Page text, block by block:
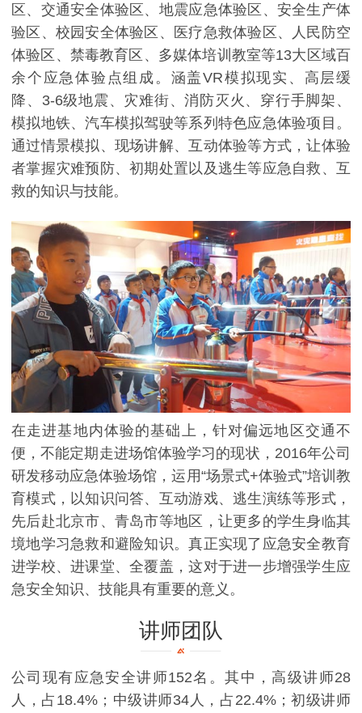
区、交通安全体验区、地震应急体验区、安全生产体
验区、校园安全体验区、医疗急救体验区、人民防空
体验区、禁毒教育区、多媒体培训教室等13大区域百
余个应急体验点组成。涵盖VR模拟现实、高层缓
降、3-6级地震、灾难街、消防灭火、穿行手脚架、
模拟地铁、汽车模拟驾驶等系列特色应急体验项目。
通过情景模拟、现场讲解、互动体验等方式，让体验
者掌握灾难预防、初期处置以及逃生等应急自救、互
救的知识与技能。
在走进基地内体验的基础上，针对偏远地区交通不
便，不能定期走进场馆体验学习的现状，2016年公司
研发移动应急体验场馆，运用“场景式+体验式”培训教
育模式，以知识问答、互动游戏、逃生演练等形式，
先后赴北京市、青岛市等地区，让更多的学生身临其
境地学习急救和避险知识。真正实现了应急安全教育
进学校、进课堂、全覆盖，这对于进一步增强学生应
急安全知识、技能具有重要的意义。
讲师团队
公司现有应急安全讲师152名。其中，高级讲师28
人，占18.4%；中级讲师34人，占22.4%；初级讲师